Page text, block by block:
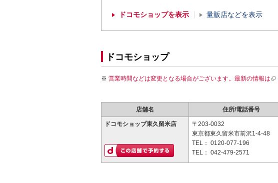
ドコモショップを表示 量販店などを表示
ドコモショップ
営業時間などは変更となる場合がございます。最新の情報は
店舗名 住所/電話番号
ドコモショップ東久留米店
〒203-0032
東京都東久留米市前沢1-4-48
TEL： 0120-077-196
TEL： 042-479-2571